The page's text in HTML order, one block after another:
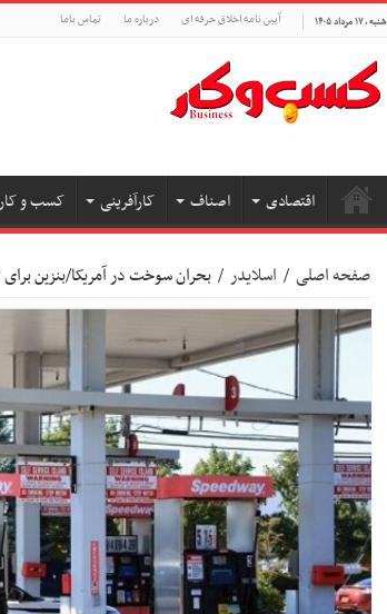
شنبه , ۱۷ مرداد ۱۴۰۵ آیین نامه اخلاق حرفه ای درباره ما تماس باما
اقتصادی اصناف کارآفرینی کسب و
صفحه اصلی / اسلایدر / بحران سوخت در آمریکا/بنزین